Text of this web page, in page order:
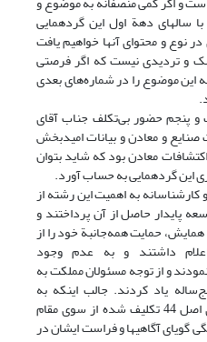
سالهای دهة اول این گردهمایی
نوع و محتوای آنها خواهیم یافت
و تردیدی نیست که اگر فرصتی
این موضوع را در شماره‌های بعدی
و پنجم حضور بی‌تکلف جناب آقای
و معادن و بیانات امیدبخش
معادن بود که شاید بتوان
این گردهمایی به حساب آورد.
کارشناسانه به اهمیت این رشته از
پایدار حاصل از آن پرداختند و
حمایت همه‌جانبة خود را از
اعلام داشتند و به عدم وجود
و از توجه مسئولان مملکت به
یاد کردند. جالب اینکه به
تعدادی ماده و تبصرة لازم‌الاجرای اصل 44 تکلیف شده از سوی مقام
گویای آگاهیها و فراست ایشان در